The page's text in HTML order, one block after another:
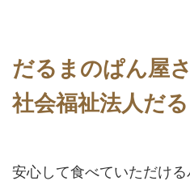
だるまのぱん屋
社会福祉法人だ
安心して食べていただけ